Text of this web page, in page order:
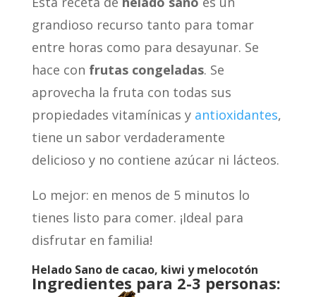
grandioso recurso tanto para tomar
entre horas como para desayunar. Se
hace con frutas congeladas. Se
aprovecha la fruta con todas sus
propiedades vitamínicas y antioxidantes,
tiene un sabor verdaderamente
delicioso y no contiene azúcar ni lácteos.
Lo mejor: en menos de 5 minutos lo
tienes listo para comer. ¡Ideal para
disfrutar en familia!
Helado Sano de cacao, kiwi y melocotón
Ingredientes para 2-3 personas: